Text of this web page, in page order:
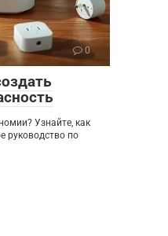
0
Узнайте, как
руководство по